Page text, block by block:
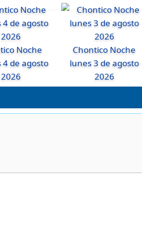
Noche
4 de agosto
2026
Chontico Noche
lunes 3 de agosto
2026